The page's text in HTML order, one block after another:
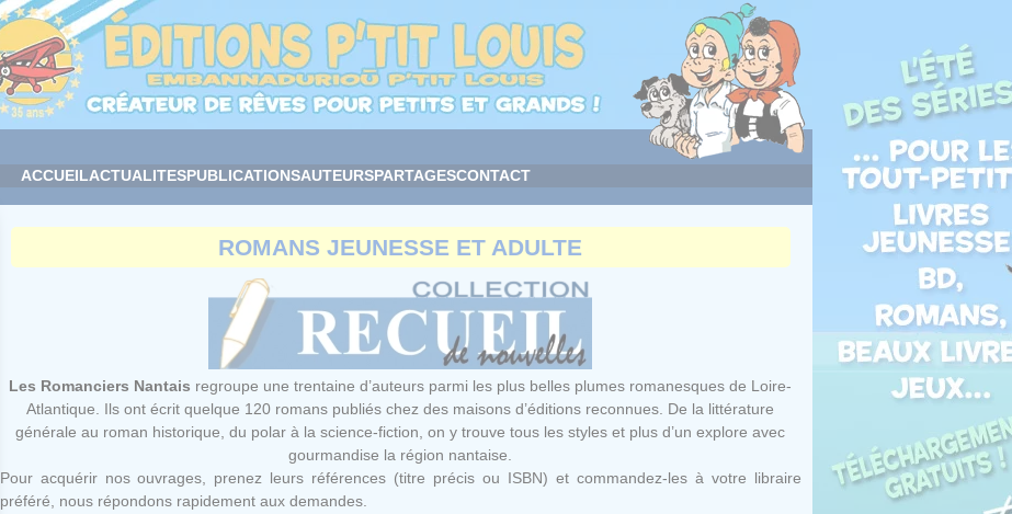
ACCUEILACTUALITESPUBLICATIONSAUTEURSPARTAGESCONTACT
ROMANS JEUNESSE ET ADULTE
Les Romanciers Nantais regroupe une trentaine d’auteurs parmi les plus belles plumes romanesques de Loire-
Atlantique. Ils ont écrit quelque 120 romans publiés chez des maisons d’éditions reconnues. De la littérature
générale au roman historique, du polar à la science-fiction, on y trouve tous les styles et plus d’un explore avec
gourmandise la région nantaise.
Pour acquérir nos ouvrages, prenez leurs références (titre précis ou ISBN) et commandez-les à votre libraire
préféré, nous répondons rapidement aux demandes.